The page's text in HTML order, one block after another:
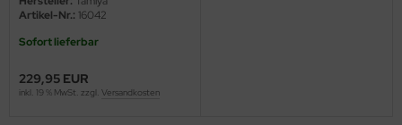
Artikel-Nr.: 16042
Sofort lieferbar
229,95 EUR
inkl. 19 % MwSt. zzgl. Versandkosten